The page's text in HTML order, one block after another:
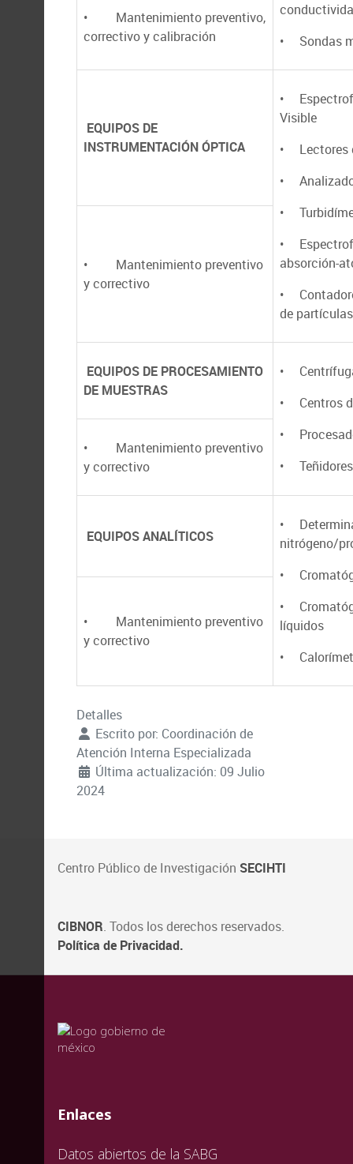
• Sondas
• Mantenimiento preventivo,
correctivo y calibración
EQUIPOS DE
INSTRUMENTACIÓN ÓPTICA
•
Visible
• Lectores
•
•
•
absorción-
•
de partículas
• Mantenimiento preventivo
y correctivo
EQUIPOS DE PROCESAMIENTO
DE MUESTRAS
•
• Centros
•
•
• Mantenimiento preventivo
y correctivo
EQUIPOS ANALÍTICOS
•
nitrógeno/
•
•
líquidos
•
• Mantenimiento preventivo
y correctivo
Detalles
Escrito por: Coordinación de
Atención Interna Especializada
Última actualización: 09 Julio
2024
Centro Público de Investigación SECIHTI
CIBNOR. Todos los derechos reservados.
Política de Privacidad.
valida
valida
valida
Enlaces
Datos abiertos de la SABG